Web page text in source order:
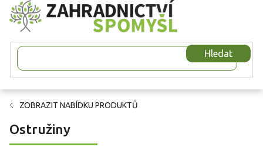
Přejít
na
obsah
Hledat
ZOBRAZIT NABÍDKU PRODUKTŮ
Ostružiny